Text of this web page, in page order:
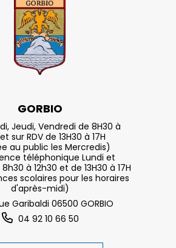
GORBIO
Jeudi, Vendredi de 8H30 à
sur RDV de 13H30 à 17H
au public les Mercredis)
téléphonique Lundi et
à 12h30 et de 13H30 à 17H
scolaires pour les horaires
d'après-midi)
Garibaldi 06500 GORBIO
04 92 10 66 50